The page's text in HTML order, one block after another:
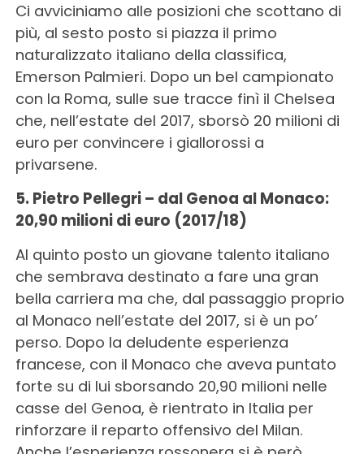
Ci avviciniamo alle posizioni che scottano di
più, al sesto posto si piazza il primo
naturalizzato italiano della classifica,
Emerson Palmieri. Dopo un bel campionato
con la Roma, sulle sue tracce finì il Chelsea
che, nell’estate del 2017, sborsò 20 milioni di
euro per convincere i giallorossi a
privarsene.
5. Pietro Pellegri – dal Genoa al Monaco:
20,90 milioni di euro (2017/18)
Al quinto posto un giovane talento italiano
che sembrava destinato a fare una gran
bella carriera ma che, dal passaggio proprio
al Monaco nell’estate del 2017, si è un po’
perso. Dopo la deludente esperienza
francese, con il Monaco che aveva puntato
forte su di lui sborsando 20,90 milioni nelle
casse del Genoa, è rientrato in Italia per
rinforzare il reparto offensivo del Milan.